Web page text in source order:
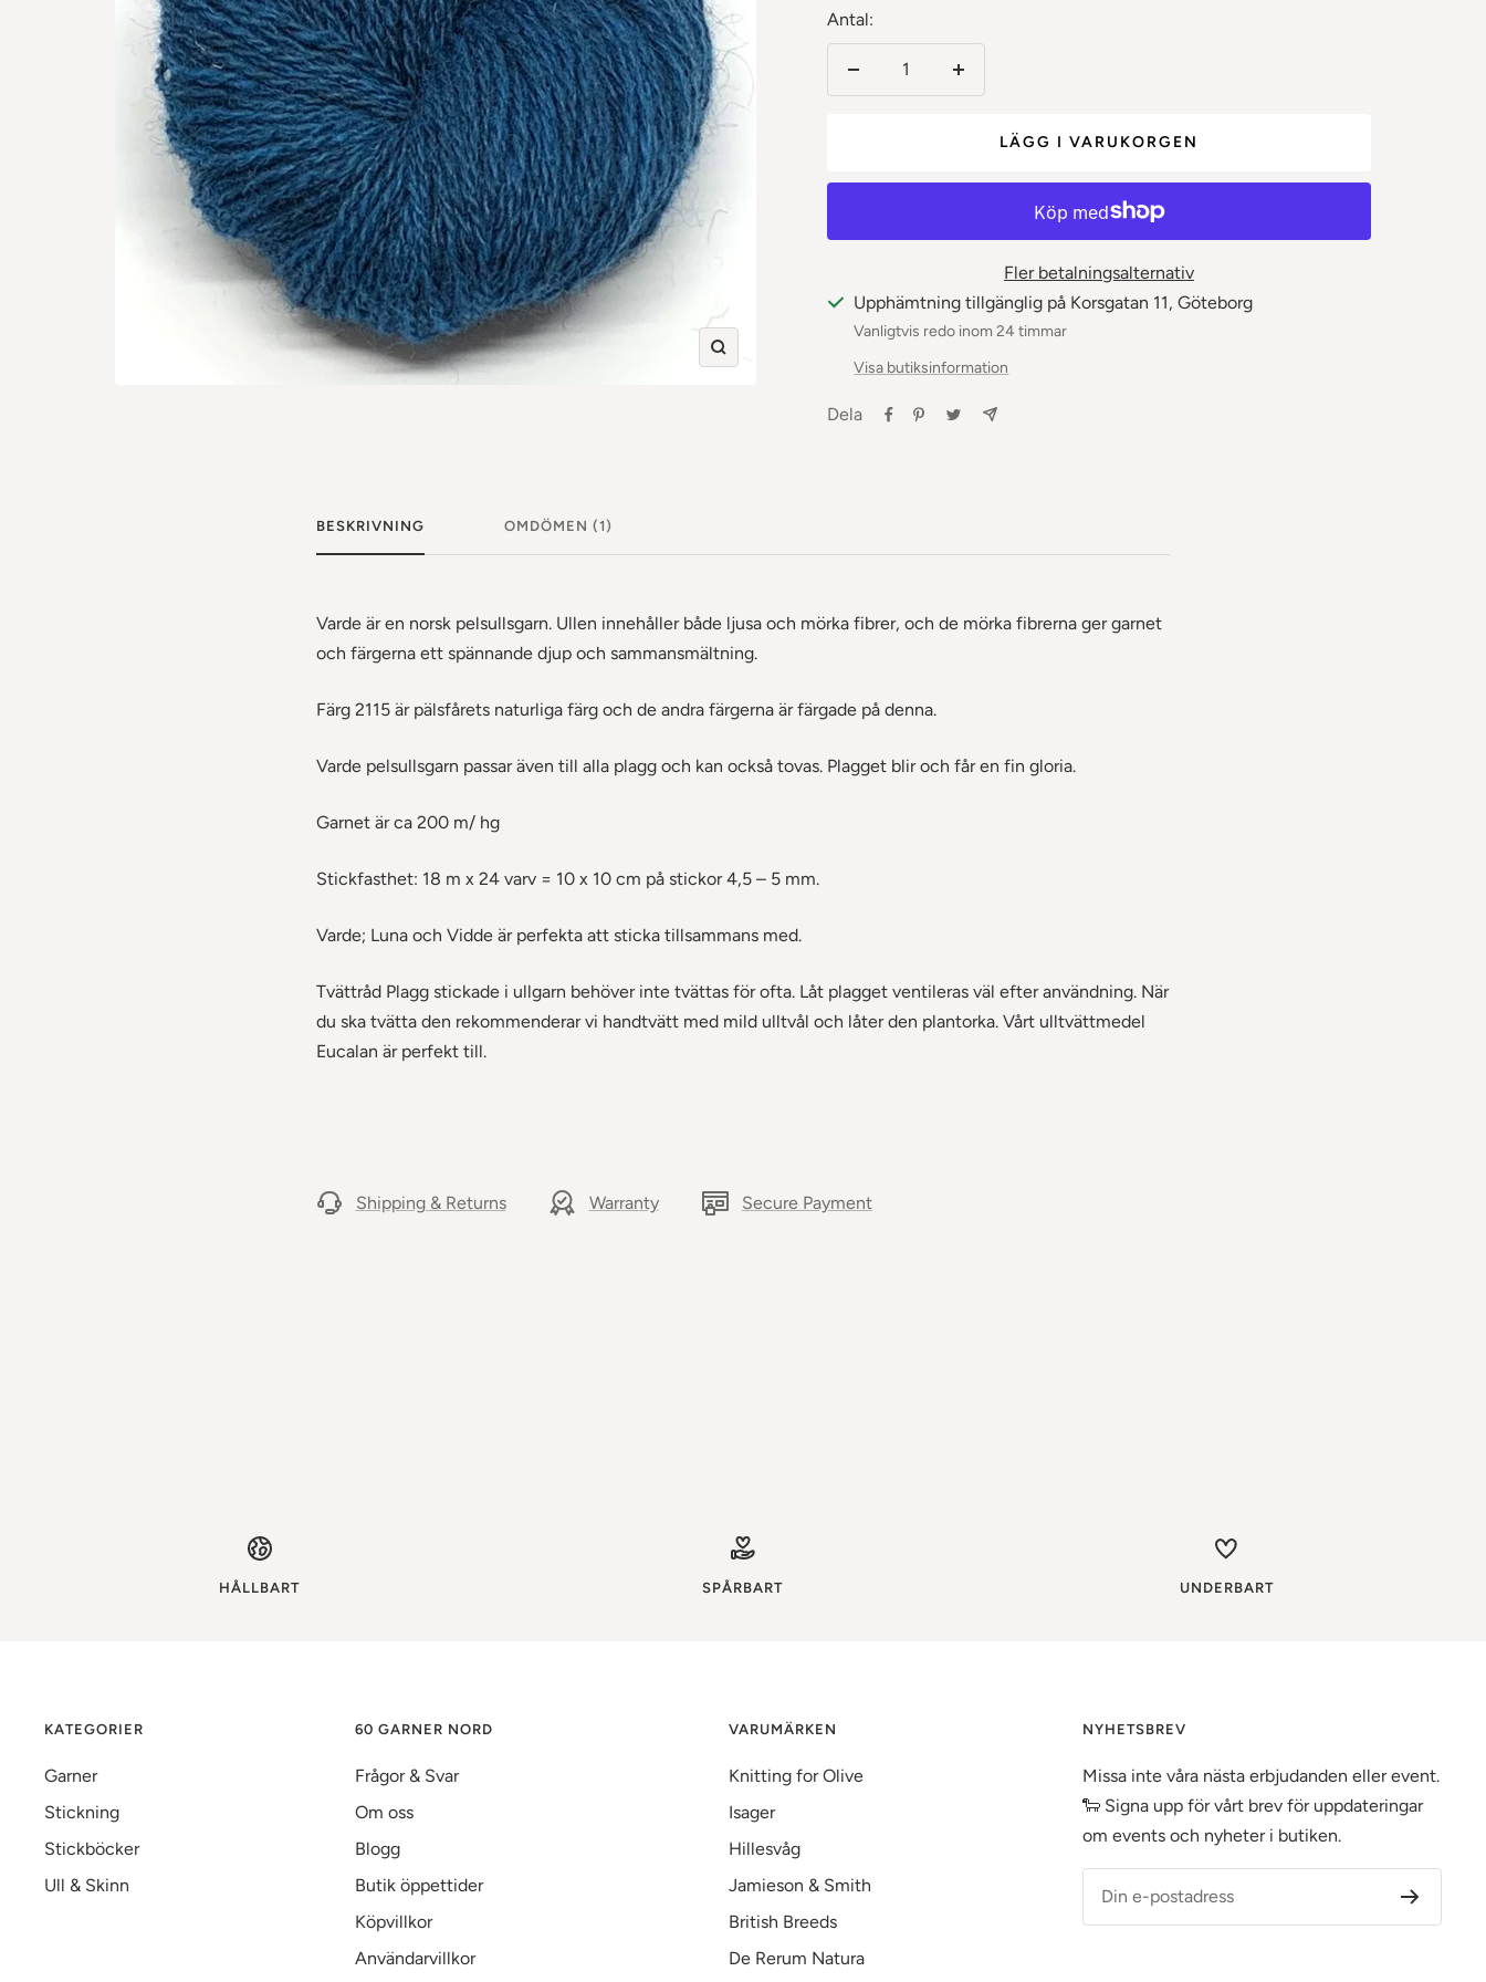
Zooma
Antal:
LÄGG I VARUKORGEN
Fler betalningsalternativ
Upphämtning tillgänglig på Korsgatan 11, Göteborg
Vanligtvis redo inom 24 timmar
Visa butiksinformation
Dela
BESKRIVNING OMDÖMEN (1)
Varde är en norsk pelsullsgarn. Ullen innehåller både ljusa och mörka fibrer, och de mörka fibrerna ger garnet
och färgerna ett spännande djup och sammansmältning.
Färg 2115 är pälsfårets naturliga färg och de andra färgerna är färgade på denna.
Varde pelsullsgarn passar även till alla plagg och kan också tovas. Plagget blir och får en fin gloria.
Garnet är ca 200 m/ hg
Stickfasthet: 18 m x 24 varv = 10 x 10 cm på stickor 4,5 – 5 mm.
Varde; Luna och Vidde är perfekta att sticka tillsammans med.
Tvättråd Plagg stickade i ullgarn behöver inte tvättas för ofta. Låt plagget ventileras väl efter användning. När
du ska tvätta den rekommenderar vi handtvätt med mild ulltvål och låter den plantorka. Vårt ulltvättmedel
Eucalan är perfekt till.
Shipping & Returns Warranty Secure Payment
HÅLLBART SPÅRBART UNDERBART
KATEGORIER
Garner
Stickning
Stickböcker
Ull & Skinn
60 GARNER NORD
Frågor & Svar
Om oss
Blogg
Butik öppettider
Köpvillkor
Användarvillkor
VARUMÄRKEN
Knitting for Olive
Isager
Hillesvåg
Jamieson & Smith
British Breeds
De Rerum Natura
NYHETSBREV
Missa inte våra nästa erbjudanden eller event.
🐑 Signa upp för vårt brev för uppdateringar
om events och nyheter i butiken.
Din e-postadress